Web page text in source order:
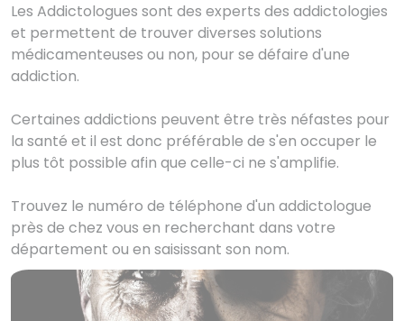
Les Addictologues sont des experts des addictologies
et permettent de trouver diverses solutions
médicamenteuses ou non, pour se défaire d'une
addiction.
Certaines addictions peuvent être très néfastes pour
la santé et il est donc préférable de s'en occuper le
plus tôt possible afin que celle-ci ne s'amplifie.
Trouvez le numéro de téléphone d'un addictologue
près de chez vous en recherchant dans votre
département ou en saisissant son nom.